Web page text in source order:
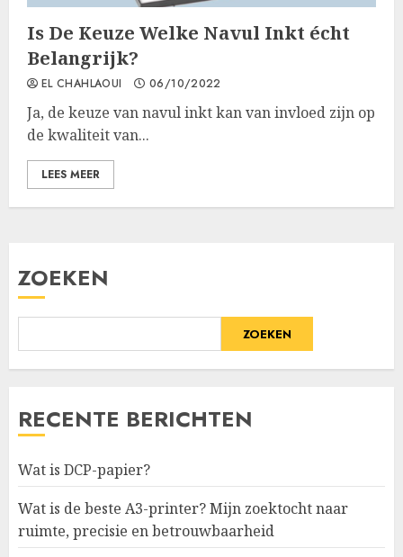
Is De Keuze Welke Navul Inkt écht
Belangrijk?
EL CHAHLAOUI 06/10/2022
Ja, de keuze van navul inkt kan van invloed zijn op
de kwaliteit van...
LEES MEER
ZOEKEN
ZOEKEN
RECENTE BERICHTEN
Wat is DCP-papier?
Wat is de beste A3-printer? Mijn zoektocht naar
ruimte, precisie en betrouwbaarheid